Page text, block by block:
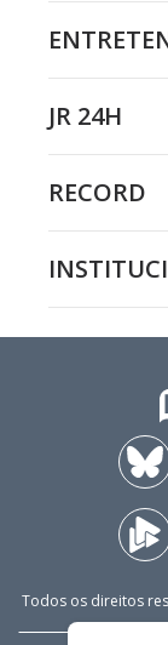
JR 24H
RECORD
Todos os direitos